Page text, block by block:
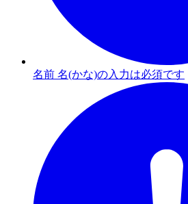
名前 名(かな)の入力は必須です